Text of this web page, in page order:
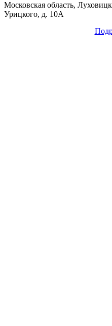
Московская область,
Урицкого, д. 10А